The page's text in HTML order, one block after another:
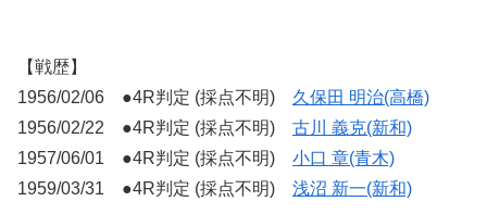
【戦歴】
1956/02/06 ●4R判定 (採点不明) 久保田 明治(高橋)
1956/02/22 ●4R判定 (採点不明) 古川 義克(新和)
1957/06/01 ●4R判定 (採点不明) 小口 章(青木)
1959/03/31 ●4R判定 (採点不明) 浅沼 新一(新和)